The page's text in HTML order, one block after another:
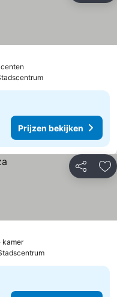
Prijzen bekijken
Delen
kamerPrijzen bekijken